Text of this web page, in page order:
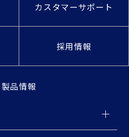
カスタマーサポート
採用情報
製品情報